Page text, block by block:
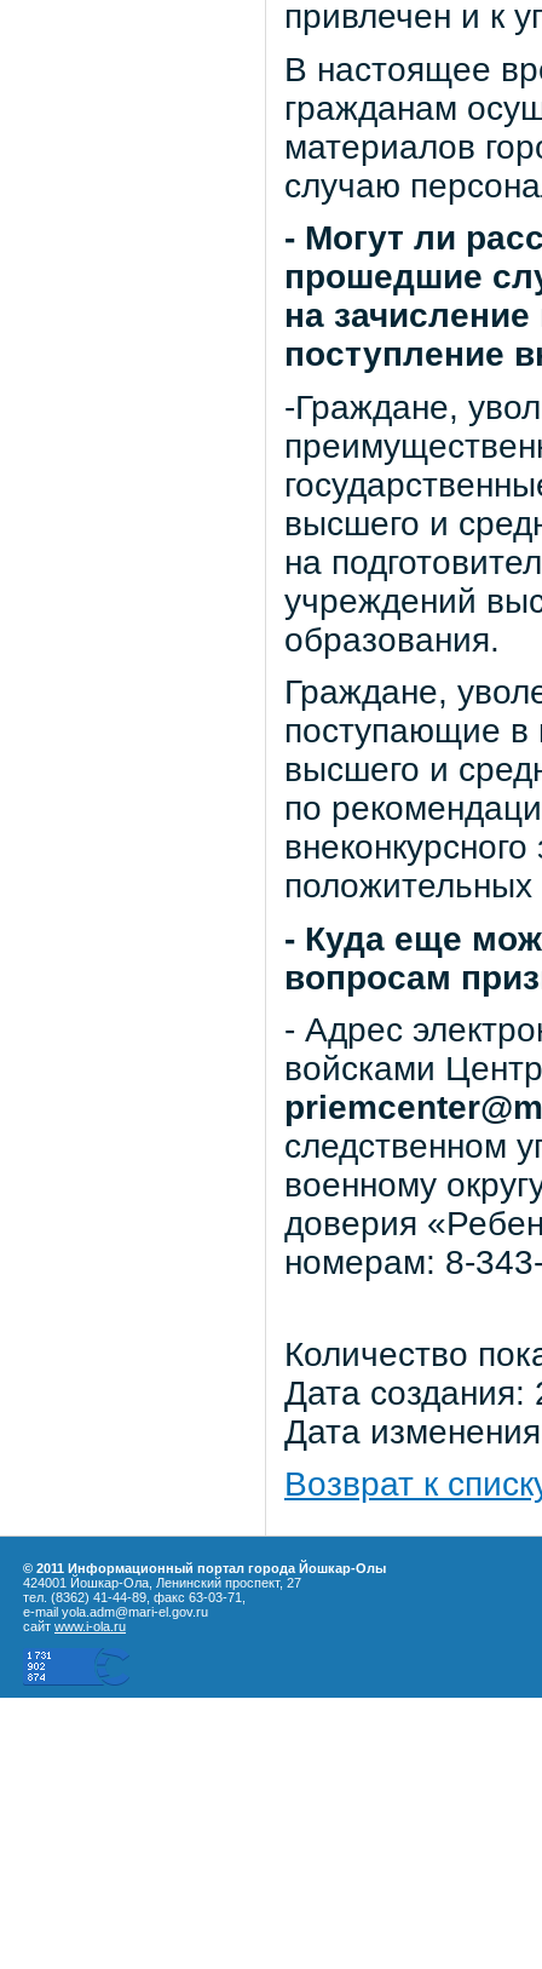
привлечен и к
В настоящее
гражданам
материалов
случаю
- Могут ли
прошедшие
на
поступление
-Граждане,
высшего и
на
учреждений
образования.
Граждане,
поступающие в
высшего и
по
положительных
- Куда еще
вопросам
- Адрес
войсками
следственном
военному
доверия
номерам: 8-
Количество
Дата
Дата
Возврат к
© 2011 Информационный портал города Йошкар-Олы
424001 Йошкар-Ола, Ленинский проспект, 27
тел. (8362) 41-44-89, факс 63-03-71,
e-mail yola.adm@mari-el.gov.ru
сайт www.i-ola.ru